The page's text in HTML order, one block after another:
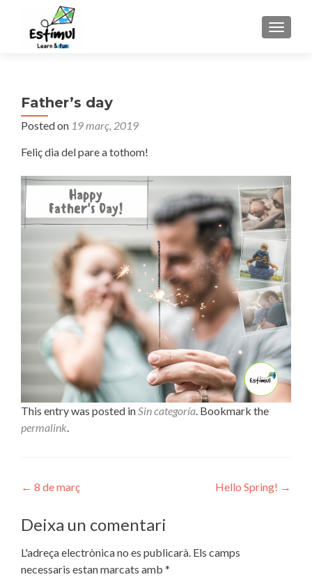
Father’s day
Posted on 19 març, 2019
Feliç dia del pare a tothom!
This entry was posted inSin categoría. Bookmark the
permalink.
Navegació
d'entrades
← 8 de març Hello Spring! →
Deixa un comentari
L'adreça electrònica no es publicarà. Els camps
necessaris estan marcats amb *